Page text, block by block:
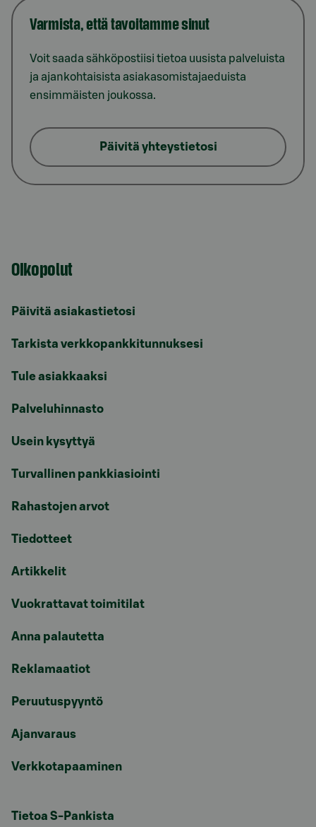
Varmista, että tavoitamme sinut
Voit saada sähköpostiisi tietoa uusista palveluista
ja ajankohtaisista asiakasomistajaeduista
ensimmäisten joukossa.
Päivitä yhteystietosi
Oikopolut
Päivitä asiakastietosi
Tarkista verkkopankkitunnuksesi
Tule asiakkaaksi
Palveluhinnasto
Usein kysyttyä
Turvallinen pankkiasiointi
Rahastojen arvot
Tiedotteet
Artikkelit
Vuokrattavat toimitilat
Anna palautetta
Reklamaatiot
Peruutuspyyntö
Ajanvaraus
Verkkotapaaminen
Tietoa S-Pankista